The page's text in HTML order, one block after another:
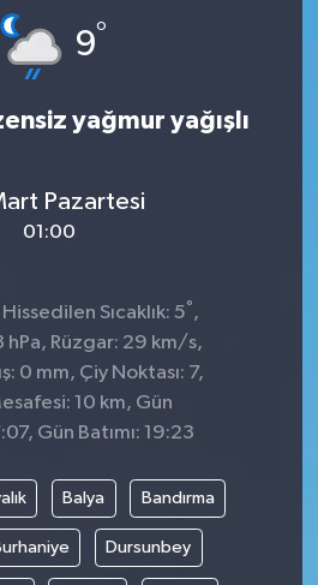
9°
yağmur yağışlı
Pazartesi
01:00
Sıcaklık: 5° ,
hPa, Rüzgar: 29 km/s,
0 mm, Çiy Noktası: 7,
10 km, Gün
Gün Batımı: 19:23
Balya Bandırma
Dursunbey